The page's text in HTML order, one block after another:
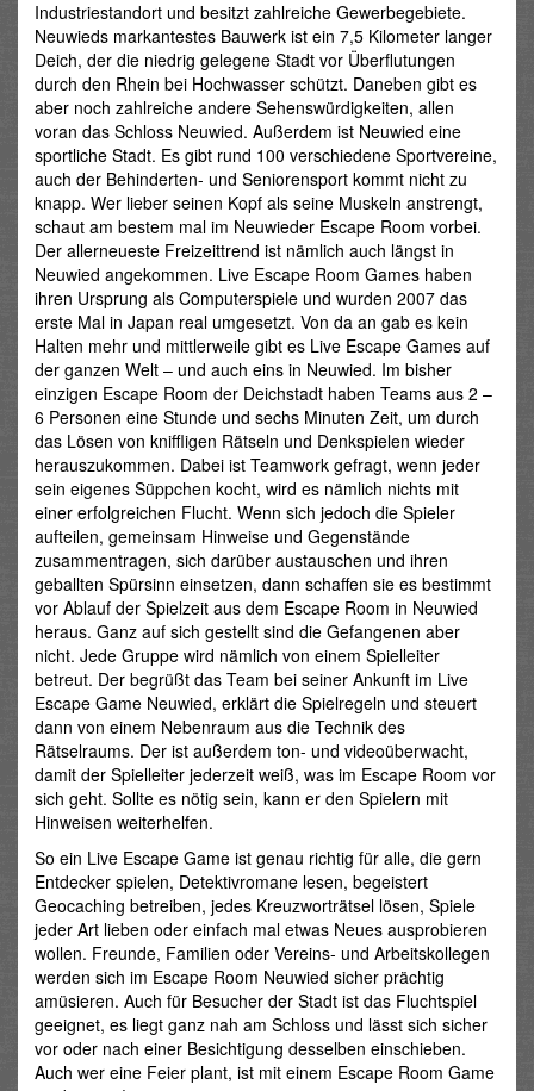
Industriestandort und besitzt zahlreiche Gewerbegebiete.
Neuwieds markantestes Bauwerk ist ein 7,5 Kilometer langer
Deich, der die niedrig gelegene Stadt vor Überflutungen
durch den Rhein bei Hochwasser schützt. Daneben gibt es
aber noch zahlreiche andere Sehenswürdigkeiten, allen
voran das Schloss Neuwied. Außerdem ist Neuwied eine
sportliche Stadt. Es gibt rund 100 verschiedene Sportvereine,
auch der Behinderten- und Seniorensport kommt nicht zu
knapp. Wer lieber seinen Kopf als seine Muskeln anstrengt,
schaut am bestem mal im Neuwieder Escape Room vorbei.
Der allerneueste Freizeittrend ist nämlich auch längst in
Neuwied angekommen. Live Escape Room Games haben
ihren Ursprung als Computerspiele und wurden 2007 das
erste Mal in Japan real umgesetzt. Von da an gab es kein
Halten mehr und mittlerweile gibt es Live Escape Games auf
der ganzen Welt – und auch eins in Neuwied. Im bisher
einzigen Escape Room der Deichstadt haben Teams aus 2 –
6 Personen eine Stunde und sechs Minuten Zeit, um durch
das Lösen von kniffligen Rätseln und Denkspielen wieder
herauszukommen. Dabei ist Teamwork gefragt, wenn jeder
sein eigenes Süppchen kocht, wird es nämlich nichts mit
einer erfolgreichen Flucht. Wenn sich jedoch die Spieler
aufteilen, gemeinsam Hinweise und Gegenstände
zusammentragen, sich darüber austauschen und ihren
geballten Spürsinn einsetzen, dann schaffen sie es bestimmt
vor Ablauf der Spielzeit aus dem Escape Room in Neuwied
heraus. Ganz auf sich gestellt sind die Gefangenen aber
nicht. Jede Gruppe wird nämlich von einem Spielleiter
betreut. Der begrüßt das Team bei seiner Ankunft im Live
Escape Game Neuwied, erklärt die Spielregeln und steuert
dann von einem Nebenraum aus die Technik des
Rätselraums. Der ist außerdem ton- und videoüberwacht,
damit der Spielleiter jederzeit weiß, was im Escape Room vor
sich geht. Sollte es nötig sein, kann er den Spielern mit
Hinweisen weiterhelfen.
So ein Live Escape Game ist genau richtig für alle, die gern
Entdecker spielen, Detektivromane lesen, begeistert
Geocaching betreiben, jedes Kreuzworträtsel lösen, Spiele
jeder Art lieben oder einfach mal etwas Neues ausprobieren
wollen. Freunde, Familien oder Vereins- und Arbeitskollegen
werden sich im Escape Room Neuwied sicher prächtig
amüsieren. Auch für Besucher der Stadt ist das Fluchtspiel
geeignet, es liegt ganz nah am Schloss und lässt sich sicher
vor oder nach einer Besichtigung desselben einschieben.
Auch wer eine Feier plant, ist mit einem Escape Room Game